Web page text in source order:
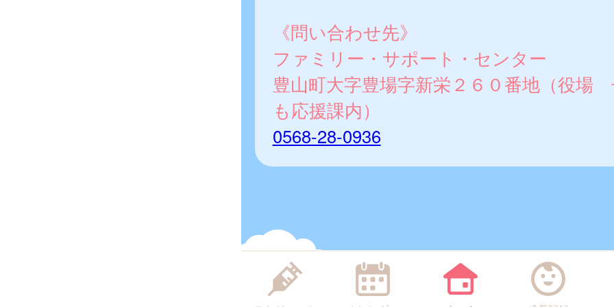
《問い合わせ先》
ファミリー・サポート・センター
豊山町大字豊場字新栄２６０番地（役場
も応援課内）
0568-28-0936